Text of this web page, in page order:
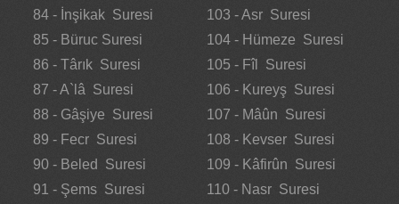
84 - İnşikak Suresi
85 - Büruc Suresi
86 - Târık Suresi
87 - A`lâ Suresi
88 - Gâşiye Suresi
89 - Fecr Suresi
90 - Beled Suresi
91 - Şems Suresi
103 - Asr Suresi
104 - Hümeze Suresi
105 - Fîl Suresi
106 - Kureyş Suresi
107 - Mâûn Suresi
108 - Kevser Suresi
109 - Kâfirûn Suresi
110 - Nasr Suresi